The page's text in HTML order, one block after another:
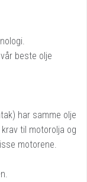
beste olje
har samme olje
til motorolja og
motorene.